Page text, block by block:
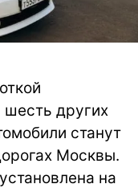
шесть других
станут
Москвы.
на